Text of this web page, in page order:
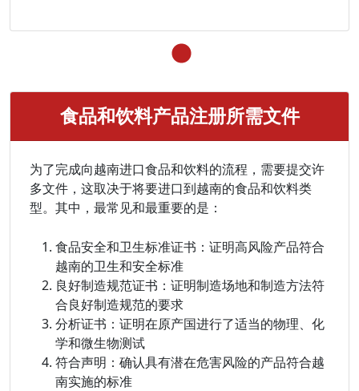
食品和饮料产品注册所需文件
为了完成向越南进口食品和饮料的流程，需要提交许
多文件，这取决于将要进口到越南的食品和饮料类
型。其中，最常见和最重要的是：
食品安全和卫生标准证书：证明高风险产品符合
越南的卫生和安全标准
良好制造规范证书：证明制造场地和制造方法符
合良好制造规范的要求
分析证书：证明在原产国进行了适当的物理、化
学和微生物测试
符合声明：确认具有潜在危害风险的产品符合越
南实施的标准